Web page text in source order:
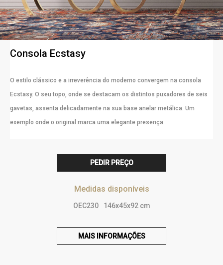
Consola Ecstasy
O estilo clássico e a irreverência do moderno convergem na consola
Ecstasy. O seu topo, onde se destacam os distintos puxadores de seis
gavetas, assenta delicadamente na sua base anelar metálica. Um
exemplo onde o original marca uma elegante presença.
PEDIR PREÇO
Medidas disponíveis
OEC230 146x45x92 cm
MAIS INFORMAÇÕES